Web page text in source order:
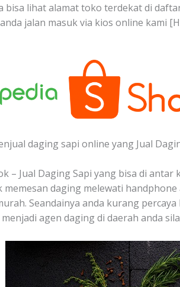
bisa lihat alamat toko terdekat di
jalan masuk via kios online kami
daging sapi online yang Jual
– Jual Daging Sapi yang bisa di
daging melewati
Seandainya anda kurang
agen daging di daerah anda